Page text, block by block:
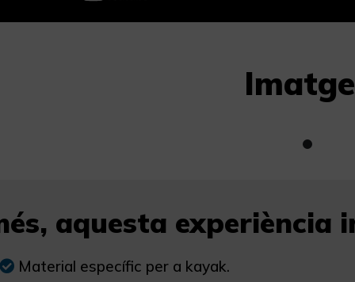
aquesta experiència
Material específic per a kayak.